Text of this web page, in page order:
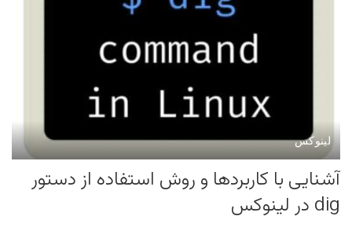
لینوکس
آشنایی با کاربردها و روش استفاده از دستور
dig در لینوکس